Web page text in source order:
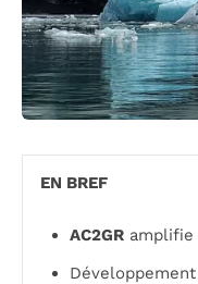
EN BREF
AC2GR amplifie